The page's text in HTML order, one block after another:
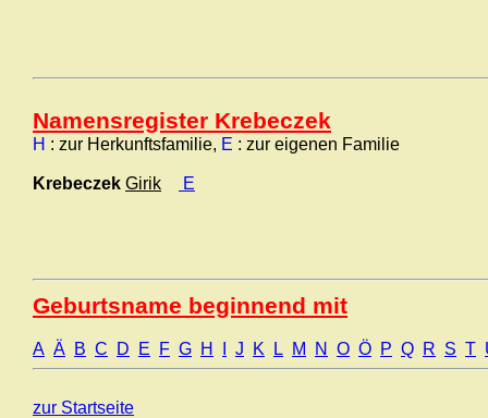
Namensregister Krebeczek
H : zur Herkunftsfamilie, E : zur eigenen Familie
Krebeczek Girik E
Geburtsname beginnend mit
A Ä B C D E F G H J K L M N O Ö P Q R S T
zur Startseite